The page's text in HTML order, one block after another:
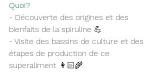
Quoi?
- Découverte des origines et des
bienfaits de la spiruline 💪
- Visite des bassins de culture et des
étapes de production de ce
superaliment 👩🏻‍🌾